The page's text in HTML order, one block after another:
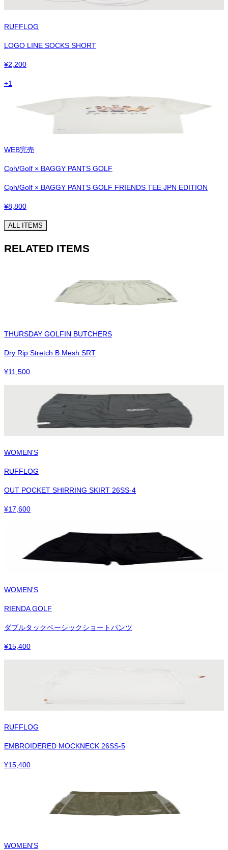
RUFFLOG
LOGO LINE SOCKS SHORT
¥2,200
+1
WEB完売
Cph/Golf × BAGGY PANTS GOLF
Cph/Golf × BAGGY PANTS GOLF FRIENDS TEE JPN EDITION
¥8,800
ALL ITEMS
RELATED ITEMS
THURSDAY GOLFIN BUTCHERS
Dry Rip Stretch B Mesh SRT
¥11,500
WOMEN'S
RUFFLOG
OUT POCKET SHIRRING SKIRT 26SS-4
¥17,600
WOMEN'S
RIENDA GOLF
ダブルタックベーシックショートパンツ
¥15,400
RUFFLOG
EMBROIDERED MOCKNECK 26SS-5
¥15,400
WOMEN'S